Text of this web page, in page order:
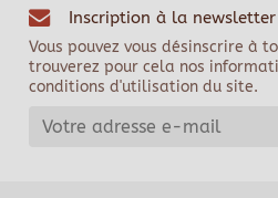
Inscription à la newsletter
Vous pouvez vous désinscrire à
trouverez pour cela nos
conditions d'utilisation du site.